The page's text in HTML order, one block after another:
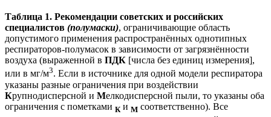
Таблица 1. Рекомендации советских и российских
специалистов (полумаски), ограничивающие область
допустимого применения распространённых однотипных
респираторов-полумасок в зависимости от загрязнённости
воздуха (выраженной в ПДК [числа без единиц измерения],
или в мг/м3. Если в источнике для одной модели респиратора
указаны разные ограничения при воздействии
Крупнодисперсной и Мелкодисперсной пыли, то указаны оба
ограничения с пометками К и M соответственно). Все